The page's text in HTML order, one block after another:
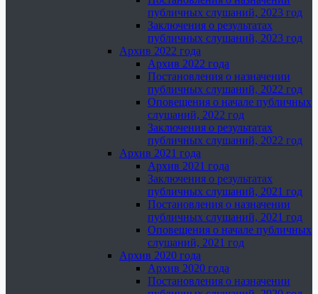
публичных слушаний, 2023 год
Заключения о результатах
публичных слушаний, 2023 год
Архив 2022 года
Архив 2022 года
Постановления о назначении
публичных слушаний, 2022 год
Оповещения о начале публичных
слушаний, 2022 год
Заключения о результатах
публичных слушаний, 2022 год
Архив 2021 года
Архив 2021 года
Заключения о результатах
публичных слушаний, 2021 год
Постановления о назначении
публичных слушаний, 2021 год
Оповещения о начале публичных
слушаний, 2021 год
Архив 2020 года
Архив 2020 года
Постановления о назначении